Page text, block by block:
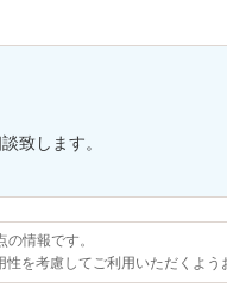
致します。
情報です。
を考慮してご利用いただくよう